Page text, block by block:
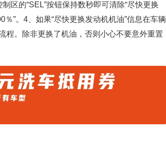
区的“SEL”按钮保持数秒即可清除“尽快更换
”。4、如果“尽快更换发动机机油”信息在车辆
程。除非更换了机油，否则小心不要意外重置